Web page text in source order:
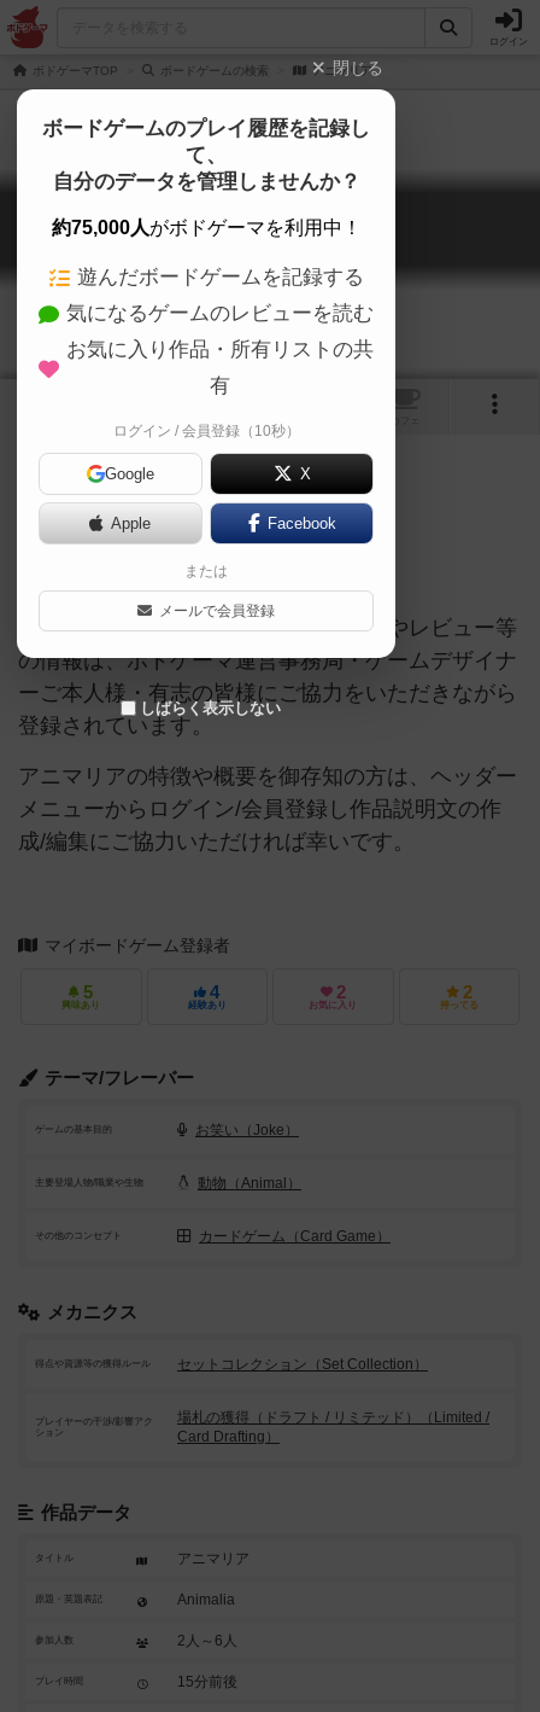
ログイン
ボドゲーマTOP ボードゲームの検索 アニマリア
アニマリア
Animalia
ご協力ください
当サイトに掲載されている作品説明文やレビュー等
の情報は、ボドゲーマ運営事務局・ゲームデザイナ
ーご本人様・有志の皆様にご協力をいただきながら
登録されています。
アニマリアの特徴や概要を御存知の方は、ヘッダー
メニューからログイン/会員登録し作品説明文の作
成/編集にご協力いただければ幸いです。
マイボードゲーム登録者
5
興味あり
4
経験あり
2
お気に入り
2
持ってる
テーマ/フレーバー
ゲームの基本目的 お笑い（Joke）
主要登場人物/職業や生物 動物（Animal）
その他のコンセプト カードゲーム（Card Game）
メカニクス
得点や資源等の獲得ルール セットコレクション（Set Collection）
プレイヤーの干渉/影響アク
ション
場札の獲得（ドラフト / リミテッド）（Limited /
Card Drafting）
作品データ
タイトル アニマリア
原題・英題表記 Animalia
参加人数 2人～6人
プレイ時間 15分前後
閉じる
ボードゲームのプレイ履歴を記録し
て、
自分のデータを管理しませんか？
約75,000人がボドゲーマを利用中！
遊んだボードゲームを記録する
気になるゲームのレビューを読む
お気に入り作品・所有リストの共
有
ログイン / 会員登録（10秒）
Google X
Apple Facebook
または
メールで会員登録
しばらく表示しない